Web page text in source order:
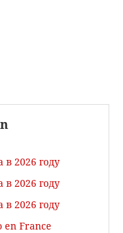
2026 году
2026 году
2026 году
en France